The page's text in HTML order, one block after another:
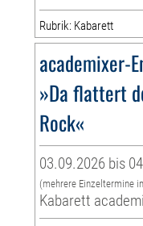
Rubrik: Kabarett
academixer-
»Da flattert
Rock«
03.09.2026 bis
(mehrere Einzeltermine
Kabarett